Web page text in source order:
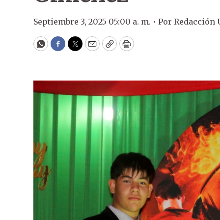
Septiembre 3, 2025 05:00 a. m. • Por Redacción
WhatsApp
Facebook
Twitter
EmailCopyPrint